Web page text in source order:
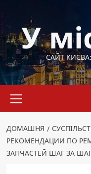
до
вмістуУ САЙТ
меню
ДОМАШНЯ
РЕКОМЕНДАЦИИ ПО
ЗАПЧАСТЕЙ ШАГ ЗА